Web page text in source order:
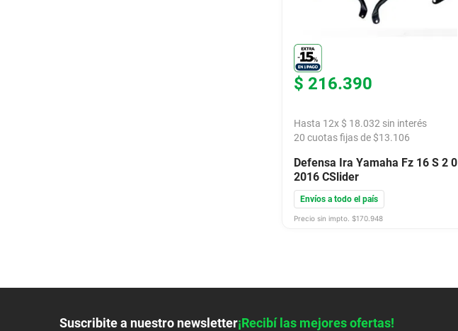
$ 216.390
Hasta 12x $ 18.032 sin interés
20 cuotas fijas de $13.106
Defensa Ira Yamaha Fz 16 S 2 0
2016 CSlider
Envíos a todo el país
Precio sin impto. $170.948
Suscribite a nuestro newsletter¡Recibí las mejores ofertas!